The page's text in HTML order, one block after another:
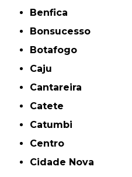
Benfica
Bonsucesso
Botafogo
Caju
Cantareira
Catete
Catumbi
Centro
Cidade Nova